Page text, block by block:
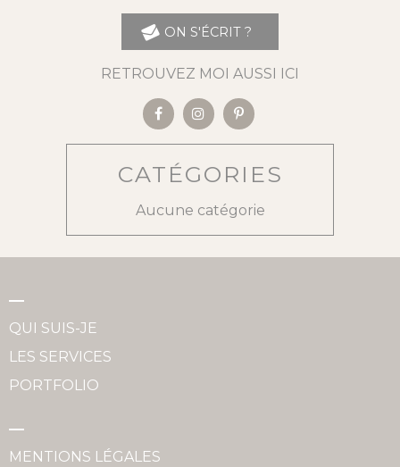
ON S'ÉCRIT ?
RETROUVEZ MOI AUSSI ICI
CATÉGORIES
Aucune catégorie
QUI SUIS-JE
LES SERVICES
PORTFOLIO
MENTIONS LÉGALES